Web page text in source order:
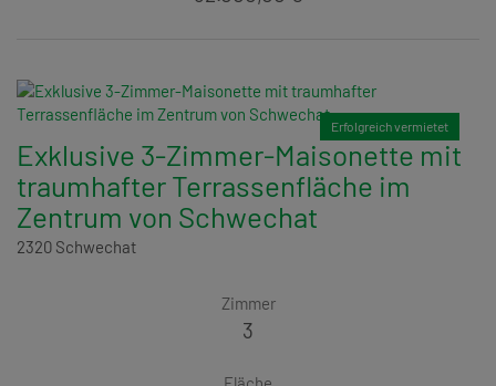
Erfolgreich vermietet
Exklusive 3-Zimmer-Maisonette mit
traumhafter Terrassenfläche im
Zentrum von Schwechat
2320 Schwechat
Zimmer
3